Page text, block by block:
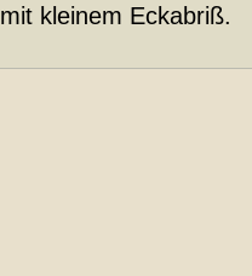
mit kleinem Eckabriß.